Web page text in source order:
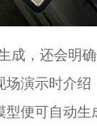
，还会明确
演示时介
便可自动